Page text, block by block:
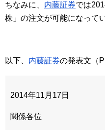
ちなみに、 内藤証券では
株」の注文が可能になって
以下、 内藤証券の発表文（
2014年11月17日
関係各位